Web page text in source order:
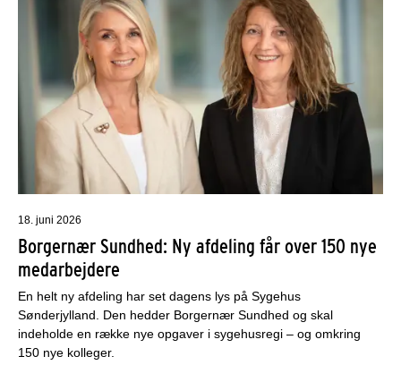
18. juni 2026
Borgernær Sundhed: Ny afdeling får over 150 nye
medarbejdere
En helt ny afdeling har set dagens lys på Sygehus
Sønderjylland. Den hedder Borgernær Sundhed og skal
indeholde en række nye opgaver i sygehusregi – og omkring
150 nye kolleger.